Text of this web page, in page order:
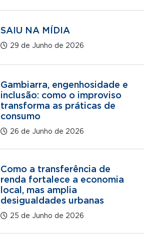
SAIU NA MÍDIA
29 de Junho de 2026
Gambiarra, engenhosidade e
inclusão: como o improviso
transforma as práticas de
consumo
26 de Junho de 2026
Como a transferência de
renda fortalece a economia
local, mas amplia
desigualdades urbanas
25 de Junho de 2026